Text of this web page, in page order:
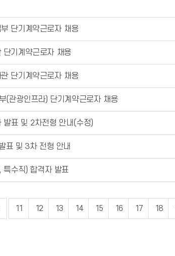
단기계약근로자 채용
단기계약근로자 채용
단기계약근로자 채용
(관광인프라) 단기계약근로자 채용
표 및 2차전형 안내(수정)
표 및 3차 전형 안내
수직) 합격자 발표
11 12 13 14 15 16 17 18